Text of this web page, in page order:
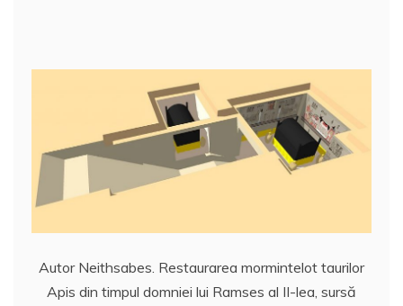
Autor Neithsabes. Restaurarea mormintelot taurilor
Apis din timpul domniei lui Ramses al II-lea, sursă